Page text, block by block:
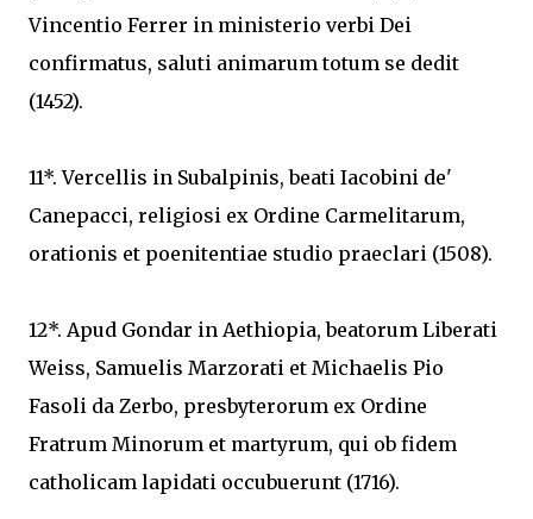
Vincentio Ferrer in ministerio verbi Dei
confirmatus, saluti animarum totum se dedit
(1452).
11*. Vercellis in Subalpinis, beati Iacobini de'
Canepacci, religiosi ex Ordine Carmelitarum,
orationis et poenitentiae studio praeclari (1508).
12*. Apud Gondar in Aethiopia, beatorum Liberati
Weiss, Samuelis Marzorati et Michaelis Pio
Fasoli da Zerbo, presbyterorum ex Ordine
Fratrum Minorum et martyrum, qui ob fidem
catholicam lapidati occubuerunt (1716).